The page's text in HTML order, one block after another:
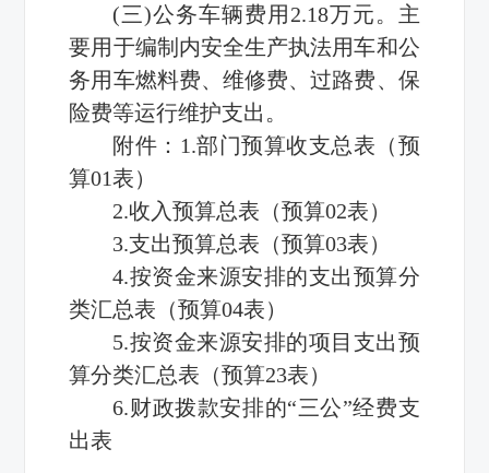
(三)公务车辆费用2.18万元。主
要用于编制内安全生产执法用车和公
务用车燃料费、维修费、过路费、保
险费等运行维护支出。
附件：1.部门预算收支总表（预
算01表）
2.收入预算总表（预算02表）
3.支出预算总表（预算03表）
4.按资金来源安排的支出预算分
类汇总表（预算04表）
5.按资金来源安排的项目支出预
算分类汇总表（预算23表）
6.财政拨款安排的“三公”经费支
出表